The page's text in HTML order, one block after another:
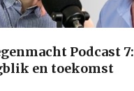
Podcast 7:
en toekomst